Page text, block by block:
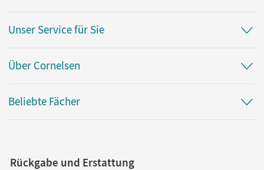
Unser Service für Sie
Über Cornelsen
Beliebte Fächer
Rückgabe und Erstattung